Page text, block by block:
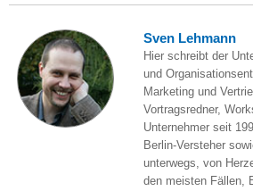
Sven Lehmann
Hier schreibt der
und
Marketing und
Vortragsredner,
Unternehmer seit
Berlin-Versteher
unterwegs, von
den meisten Fällen,